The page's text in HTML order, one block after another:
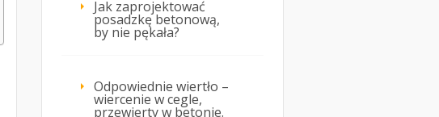
Jak zaprojektować
posadzkę betonową,
by nie pękała?
Odpowiednie wiertło –
wiercenie w cegle,
przewierty w betonie.